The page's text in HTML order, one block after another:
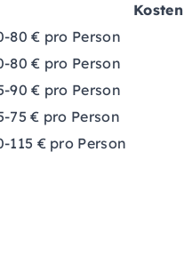
Kosten
80 € pro Person
80 € pro Person
90 € pro Person
75 € pro Person
115 € pro Person